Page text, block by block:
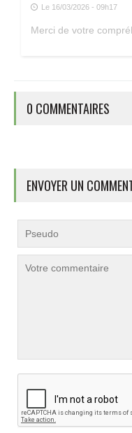
Le 16/03/2026 - 09h17
Merci de votre
0 COMMENTAIRES
ENVOYER UN